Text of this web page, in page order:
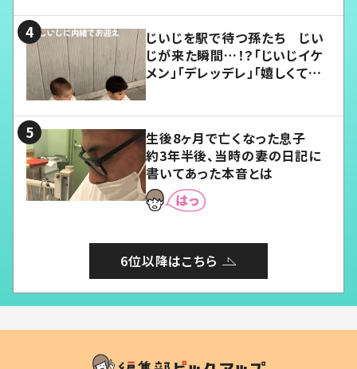
じいじを駅で待つ孫たち じい
じが来た瞬間…！？「じいじイケ
メン」「デレッデレ」「嬉しくて可
生後8ヶ月で亡くなった息子
約3年半後、当時の妻の日記に
書いてあった本音とは
6位以降はこちら